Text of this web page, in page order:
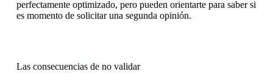
perfectamente optimizado, pero pueden orientarte para saber si
es momento de solicitar una segunda opinión.
Las consecuencias de no validar